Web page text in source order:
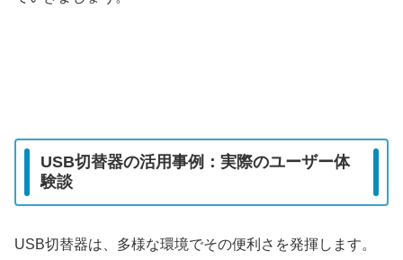
USB切替器の活用事例：実際のユーザー体
験談
USB切替器は、多様な環境でその便利さを発揮します。